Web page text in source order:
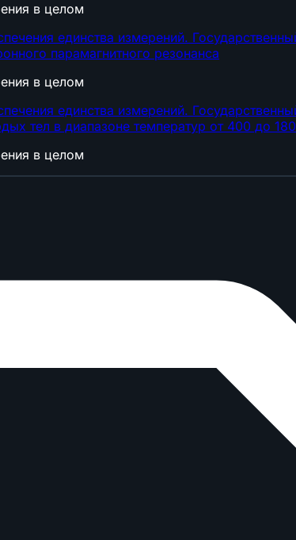
в целом
единства измерений.
парамагнитного резонанса
в целом
единства измерений.
тел в диапазоне температур от 400 до
в целом